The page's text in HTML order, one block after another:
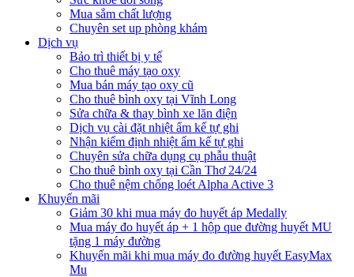
Mua sắm chất lượng
Chuyên set up phòng khám
Dịch vụ
Bảo trì thiết bị y tế
Cho thuê máy tạo oxy
Mua bán máy tạo oxy cũ
Cho thuê bình oxy tại Vĩnh Long
Sửa chữa & thay bình xe lăn điện
Dịch vụ cài đặt nhiệt ẩm kế tự ghi
Nhận kiểm định nhiệt ẩm kế tự ghi
Chuyên sửa chữa dụng cụ phẫu thuật
Cho thuê bình oxy tại Cần Thơ 24/24
Cho thuê nệm chống loét Alpha Active 3
Khuyến mãi
Giảm 30 khi mua máy đo huyết áp Medally
Mua máy đo huyết áp + 1 hộp que đường huyết MU
tặng 1 máy đường
Khuyến mãi khi mua máy đo đường huyết EasyMax
Mu